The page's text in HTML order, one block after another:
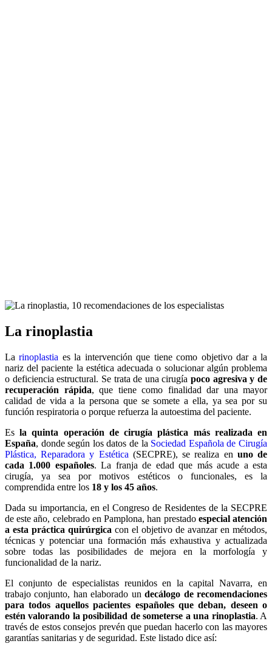
La rinoplastia
Larinoplastia es la intervención que tiene como objetivo dar a la
nariz del paciente la estética adecuada o solucionar algún problema
o deficiencia estructural. Se trata de una cirugíapoco agresiva y de
recuperación rápida, que tiene como finalidad dar una mayor
calidad de vida a la persona que se somete a ella, ya sea por su
función respiratoria o porque refuerza la autoestima del paciente.
Esla quinta operación de cirugía plástica más realizada en
España, donde según los datos de la Sociedad Española de Cirugía
Plástica, Reparadora y Estética (SECPRE), se realiza en uno de
cada 1.000 españoles. La franja de edad que más acude a esta
cirugía, ya sea por motivos estéticos o funcionales, es la
comprendida entre los 18 y los 45 años.
Dada su importancia, en el Congreso de Residentes de la SECPRE
de este año, celebrado en Pamplona, han prestado especial atención
a esta práctica quirúrgica con el objetivo de avanzar en métodos,
técnicas y potenciar una formación más exhaustiva y actualizada
sobre todas las posibilidades de mejora en la morfología y
funcionalidad de la nariz.
El conjunto de especialistas reunidos en la capital Navarra, en
trabajo conjunto, han elaborado undecálogo de recomendaciones
para todos aquellos pacientes españoles que deban, deseen o
estén valorando la posibilidad de someterse a una rinoplastia. A
través de estos consejos prevén que puedan hacerlo con las mayores
garantías sanitarias y de seguridad. Este listado dice así: